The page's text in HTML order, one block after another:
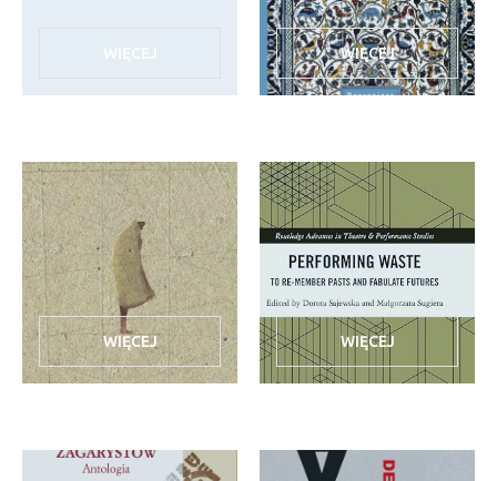
WIĘCEJ WIĘCEJ
WIĘCEJ WIĘCEJ